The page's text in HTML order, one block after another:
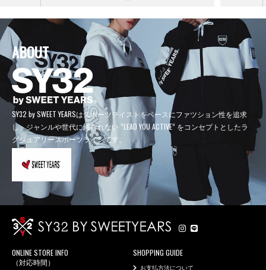
ABOUT
SY32 by SWEET YEARSはスポーツテイストをベースにファツション性を追求
し、ジャンルや世代に縛られない ”LEAD YOU ACTIVE” をコンセプトとしたラ
グジュアリースポーツラインです。
ONLINE STORE INFO
（対応時間）
SHOPPING GUIDE
お支払方法について